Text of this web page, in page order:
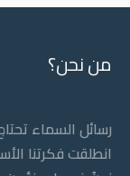
من نحن؟
رسائل السماء
انطلقت فكرتنا